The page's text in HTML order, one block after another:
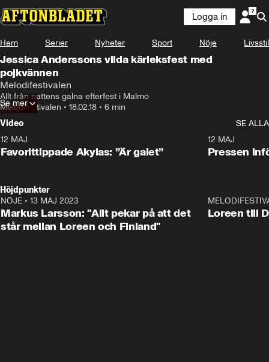
Logga in
Hem Serier Nyheter Sport Nöje Livsstil
Jessica Anderssons vilda kärleksfest med
pojkvännen
Melodifestivalen
Allt från nattens galna efterfest i Malmö
Melodifestivalen • 18.02.18 • 6 min
Se mer
Video
SE ALLA
12 MAJ
Favorittippade Akylas: ”Är galet”
12 MAJ
Pressen
Höjdpunkter
NÖJE • 13 MAJ 2023
Markus Larsson: "Allt pekar på att det
står mellan Loreen och Finland"
Loreen till